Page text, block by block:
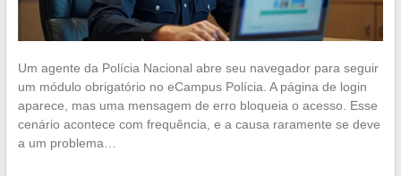
Um agente da Polícia Nacional abre seu navegador para seguir
um módulo obrigatório no eCampus Polícia. A página de login
aparece, mas uma mensagem de erro bloqueia o acesso. Esse
cenário acontece com frequência, e a causa raramente se deve
a um problema…